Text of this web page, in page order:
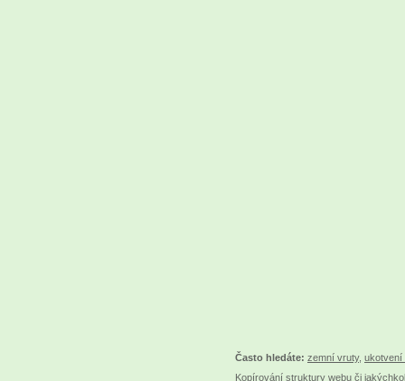
Často hledáte: zemní vruty, ukotvení
Kopírování struktury webu či